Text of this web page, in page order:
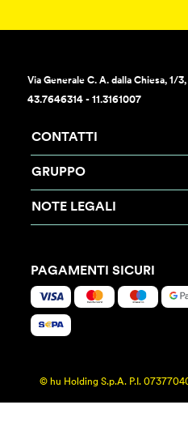
Via Generale C. A. dalla Chiesa, 1/
43.7646314 - 11.3161007
CONTATTI
GRUPPO
NOTE LEGALI
PAGAMENTI SICURI
© hu Holding S.p.A. P.I.